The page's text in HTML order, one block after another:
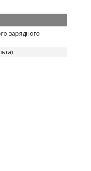
зарядного